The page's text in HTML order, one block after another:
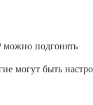
можно подгонять
могут быть